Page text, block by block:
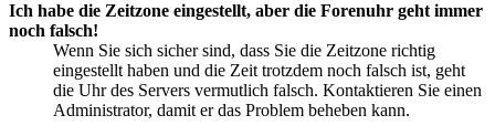
Ich habe die Zeitzone eingestellt, aber die Forenuhr geht immer
noch falsch!
Wenn Sie sich sicher sind, dass Sie die Zeitzone richtig
eingestellt haben und die Zeit trotzdem noch falsch ist, geht
die Uhr des Servers vermutlich falsch. Kontaktieren Sie einen
Administrator, damit er das Problem beheben kann.